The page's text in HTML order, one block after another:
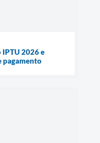
2026 e
pagamento